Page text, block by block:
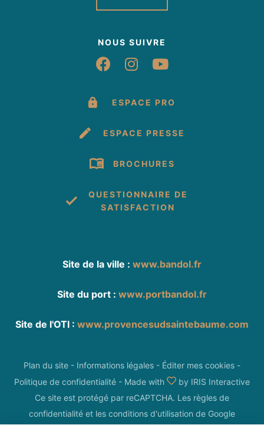
NOUS SUIVRE
Suivez-nous sur
Suivez-nous sur
Suivez-nous
ESPACE PRO
ESPACE PRESSE
BROCHURES
QUESTIONNAIRE DE
SATISFACTION
Site de la ville : www.bandol.fr
Site du port : www.portbandol.fr
Site de l'OTI : www.provencesudsaintebaume.com
Plan du site - Informations légales - Éditer mes cookies -
Politique de confidentialité - Made with by IRIS Interactive
Ce site est protégé par reCAPTCHA. Les règles de
confidentialité et les conditions d'utilisation de Google